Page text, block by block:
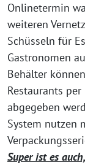
Onlinetermin
weiteren
Schüsseln für
Gastronomen
Behälter
Restaurants
abgegeben
System nutzen
Super ist es